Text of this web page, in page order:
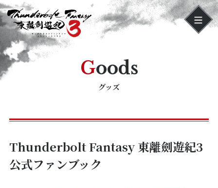
Goods
グッズ
Thunderbolt Fantasy 東離劍遊紀3
公式ファンブック